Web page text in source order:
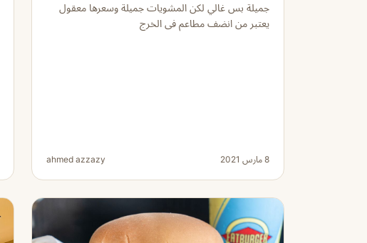
جميلة بس غالي لكن المشويات جميلة وسعرها معقول
يعتبر من انضف مطاعم فى الخرج
8 مارس 2021 ahmed azzazy